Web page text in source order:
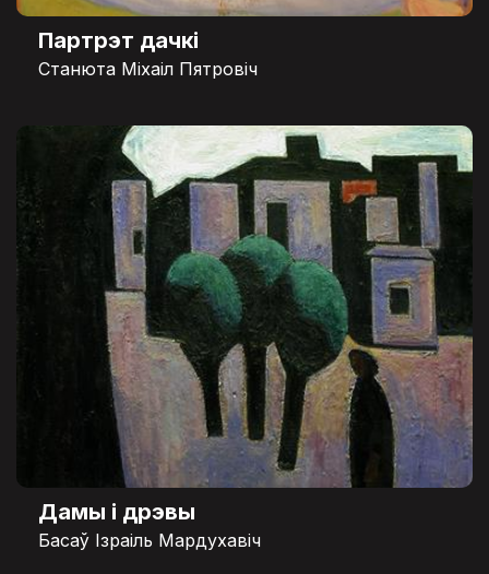
Партрэт дачкі
Станюта Міхаіл Пятровіч
Дамы і дрэвы
Басаў Ізраіль Мардухавіч